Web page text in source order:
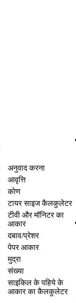
अनुवाद करना
आवृत्ति
कोण
टायर साइज कैलकुलेटर
टीवी और मॉनिटर का
आकार
दबाव/प्रेशर
पेपर आकार
मुद्रा
संख्या
साइकिल के पहिये के
आकार का कैलकुलेटर